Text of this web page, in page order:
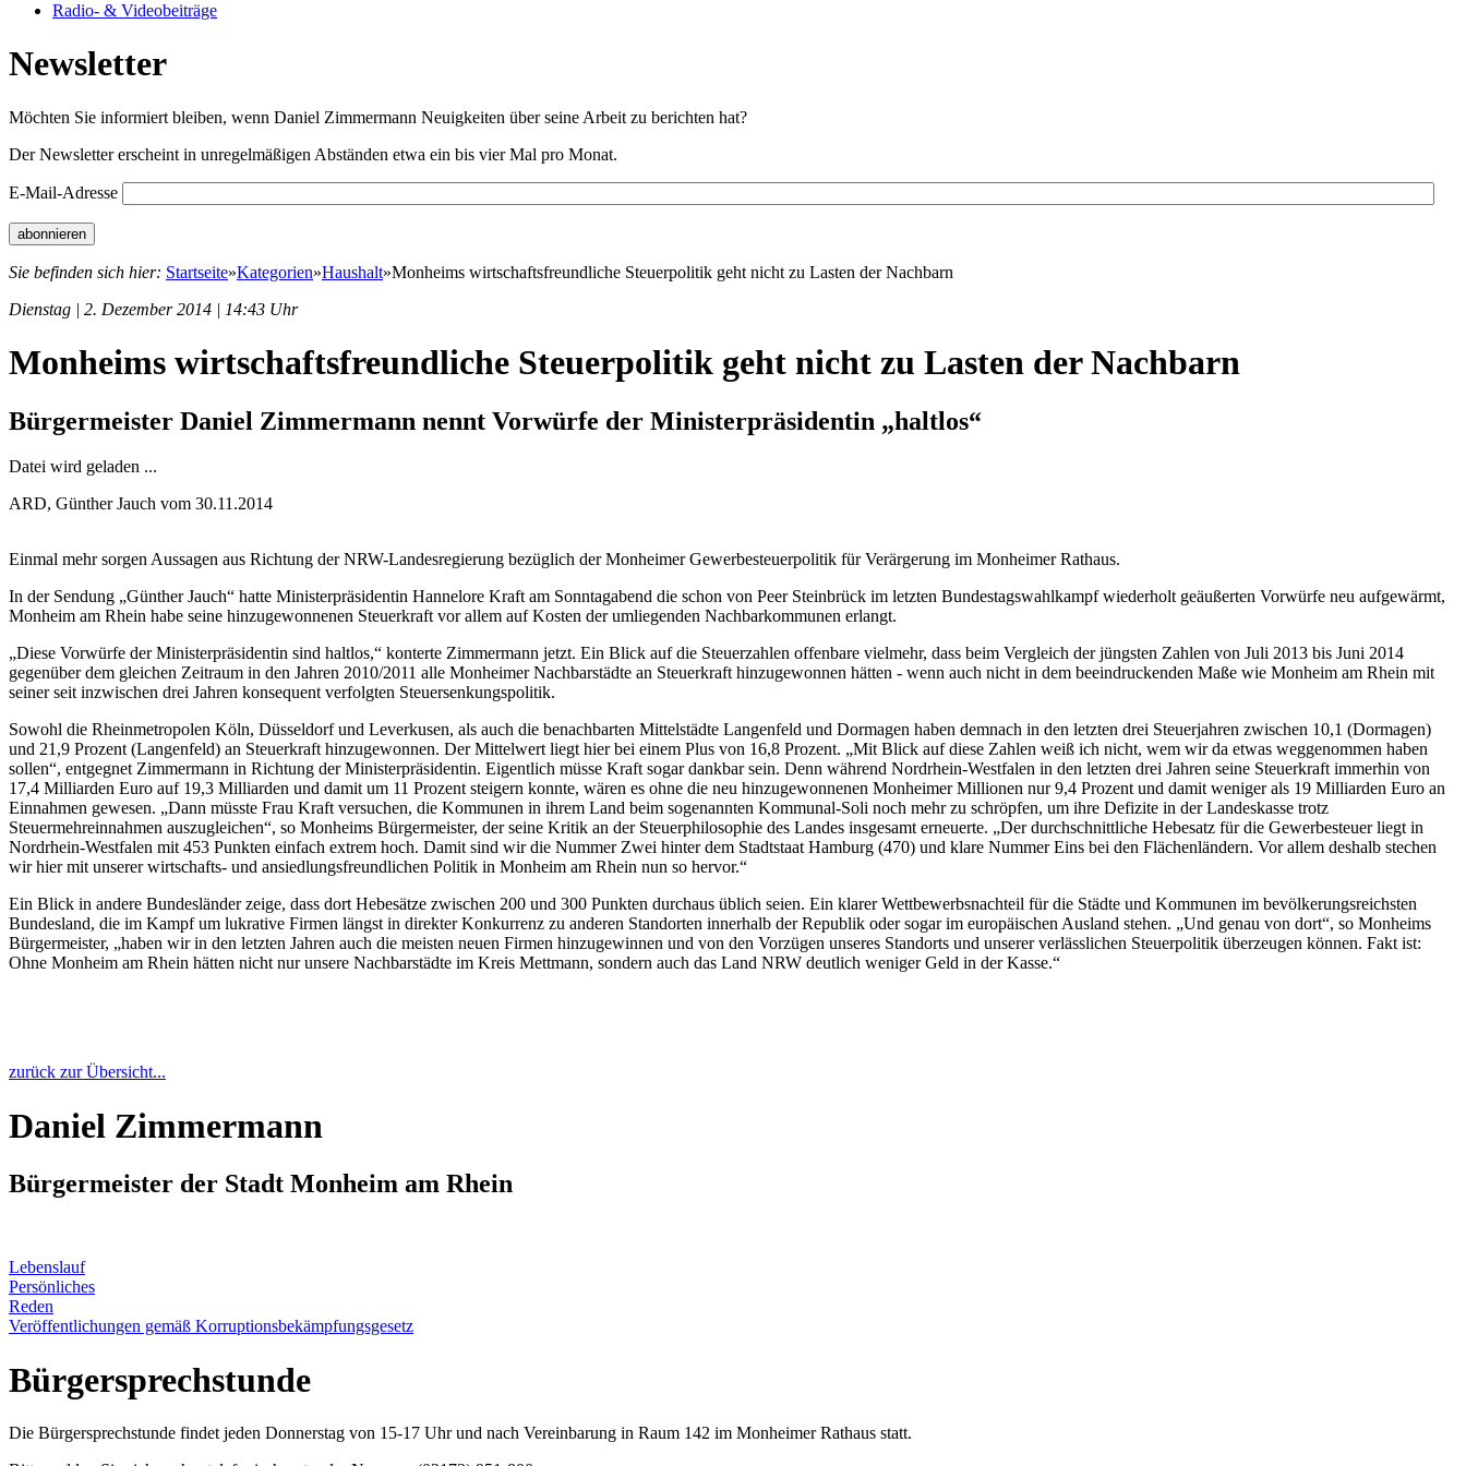
Radio- & Videobeiträge
Newsletter
Möchten Sie informiert bleiben, wenn Daniel Zimmermann Neuigkeiten über seine Arbeit zu berichten hat?
Der Newsletter erscheint in unregelmäßigen Abständen etwa ein bis vier Mal pro Monat.
E-Mail-Adresse
Sie befinden sich hier: Startseite»Kategorien»Haushalt»Monheims wirtschaftsfreundliche Steuerpolitik geht nicht zu Lasten der Nachbarn
Dienstag | 2. Dezember 2014 | 14:43 Uhr
Monheims wirtschaftsfreundliche Steuerpolitik geht nicht zu Lasten der Nachbarn
Bürgermeister Daniel Zimmermann nennt Vorwürfe der Ministerpräsidentin „haltlos“
Datei wird geladen ...
ARD, Günther Jauch vom 30.11.2014
Einmal mehr sorgen Aussagen aus Richtung der NRW-Landesregierung bezüglich der Monheimer Gewerbesteuerpolitik für Verärgerung im Monheimer Rathaus.
In der Sendung „Günther Jauch“ hatte Ministerpräsidentin Hannelore Kraft am Sonntagabend die schon von Peer Steinbrück im letzten Bundestagswahlkampf wiederholt geäußerten Vorwürfe neu aufgewärmt,
Monheim am Rhein habe seine hinzugewonnenen Steuerkraft vor allem auf Kosten der umliegenden Nachbarkommunen erlangt.
„Diese Vorwürfe der Ministerpräsidentin sind haltlos,“ konterte Zimmermann jetzt. Ein Blick auf die Steuerzahlen offenbare vielmehr, dass beim Vergleich der jüngsten Zahlen von Juli 2013 bis Juni 2014
gegenüber dem gleichen Zeitraum in den Jahren 2010/2011 alle Monheimer Nachbarstädte an Steuerkraft hinzugewonnen hätten - wenn auch nicht in dem beeindruckenden Maße wie Monheim am Rhein mit
seiner seit inzwischen drei Jahren konsequent verfolgten Steuersenkungspolitik.
Sowohl die Rheinmetropolen Köln, Düsseldorf und Leverkusen, als auch die benachbarten Mittelstädte Langenfeld und Dormagen haben demnach in den letzten drei Steuerjahren zwischen 10,1 (Dormagen)
und 21,9 Prozent (Langenfeld) an Steuerkraft hinzugewonnen. Der Mittelwert liegt hier bei einem Plus von 16,8 Prozent. „Mit Blick auf diese Zahlen weiß ich nicht, wem wir da etwas weggenommen haben
sollen“, entgegnet Zimmermann in Richtung der Ministerpräsidentin. Eigentlich müsse Kraft sogar dankbar sein. Denn während Nordrhein-Westfalen in den letzten drei Jahren seine Steuerkraft immerhin von
17,4 Milliarden Euro auf 19,3 Milliarden und damit um 11 Prozent steigern konnte, wären es ohne die neu hinzugewonnenen Monheimer Millionen nur 9,4 Prozent und damit weniger als 19 Milliarden Euro an
Einnahmen gewesen. „Dann müsste Frau Kraft versuchen, die Kommunen in ihrem Land beim sogenannten Kommunal-Soli noch mehr zu schröpfen, um ihre Defizite in der Landeskasse trotz
Steuermehreinnahmen auszugleichen“, so Monheims Bürgermeister, der seine Kritik an der Steuerphilosophie des Landes insgesamt erneuerte. „Der durchschnittliche Hebesatz für die Gewerbesteuer liegt in
Nordrhein-Westfalen mit 453 Punkten einfach extrem hoch. Damit sind wir die Nummer Zwei hinter dem Stadtstaat Hamburg (470) und klare Nummer Eins bei den Flächenländern. Vor allem deshalb stechen
wir hier mit unserer wirtschafts- und ansiedlungsfreundlichen Politik in Monheim am Rhein nun so hervor.“
Ein Blick in andere Bundesländer zeige, dass dort Hebesätze zwischen 200 und 300 Punkten durchaus üblich seien. Ein klarer Wettbewerbsnachteil für die Städte und Kommunen im bevölkerungsreichsten
Bundesland, die im Kampf um lukrative Firmen längst in direkter Konkurrenz zu anderen Standorten innerhalb der Republik oder sogar im europäischen Ausland stehen. „Und genau von dort“, so Monheims
Bürgermeister, „haben wir in den letzten Jahren auch die meisten neuen Firmen hinzugewinnen und von den Vorzügen unseres Standorts und unserer verlässlichen Steuerpolitik überzeugen können. Fakt ist:
Ohne Monheim am Rhein hätten nicht nur unsere Nachbarstädte im Kreis Mettmann, sondern auch das Land NRW deutlich weniger Geld in der Kasse.“
zurück zur Übersicht...
Daniel Zimmermann
Bürgermeister der Stadt Monheim am Rhein
Lebenslauf
Persönliches
Reden
Veröffentlichungen gemäß Korruptionsbekämpfungsgesetz
Bürgersprechstunde
Die Bürgersprechstunde findet jeden Donnerstag von 15-17 Uhr und nach Vereinbarung in Raum 142 im Monheimer Rathaus statt.